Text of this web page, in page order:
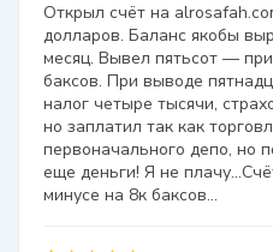
Открыл счёт на
долларов. Баланс якобы
месяц. Вывел пятьсот —
баксов. При выводе
налог четыре тысячи,
но заплатил так как
первоначального депо, но
еще деньги! Я не
минусе на 8к баксов…